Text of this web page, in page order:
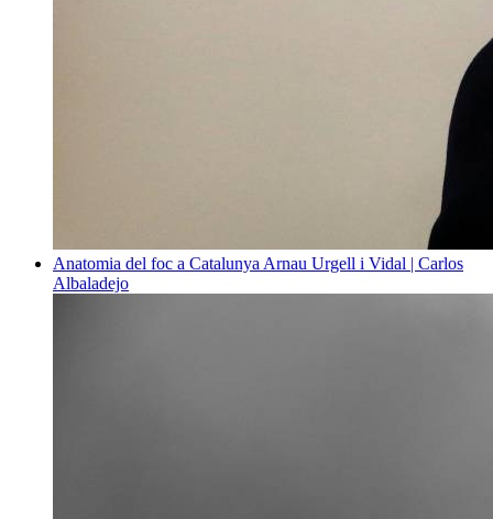
Anatomia del foc a Catalunya Arnau Urgell i Vidal | Carlos
Albaladejo